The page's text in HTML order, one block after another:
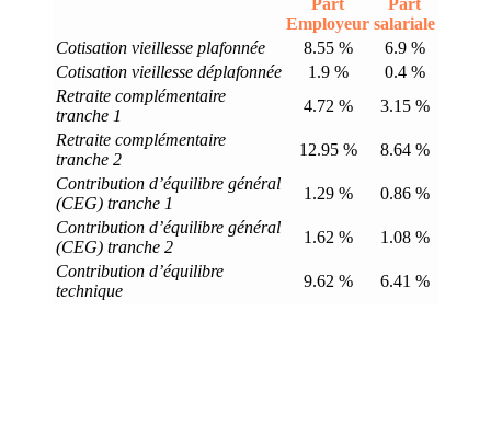
Part
Employeur
Part
salariale
Cotisation vieillesse plafonnée
8.55 %
6.9 %
Cotisation vieillesse déplafonnée
1.9 %
0.4 %
Retraite complémentaire
tranche 1
4.72 %
3.15 %
Retraite complémentaire
tranche 2
12.95 %
8.64 %
Contribution d’équilibre général
(CEG) tranche 1
1.29 %
0.86 %
Contribution d’équilibre général
(CEG) tranche 2
1.62 %
1.08 %
Contribution d’équilibre
technique
9.62 % 6.41 %